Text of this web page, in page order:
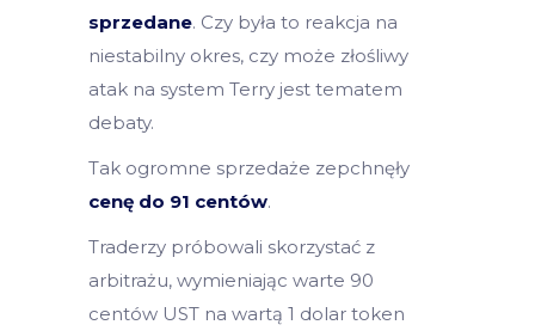
sprzedane. Czy była to reakcja na
niestabilny okres, czy może złośliwy
atak na system Terry jest tematem
debaty.
Tak ogromne sprzedaże zepchnęły
cenę do 91 centów.
Traderzy próbowali skorzystać z
arbitrażu, wymieniając warte 90
centów UST na wartą 1 dolar token